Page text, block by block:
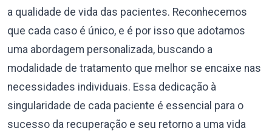
a qualidade de vida das pacientes. Reconhecemos
que cada caso é único, e é por isso que adotamos
uma abordagem personalizada, buscando a
modalidade de tratamento que melhor se encaixe nas
necessidades individuais. Essa dedicação à
singularidade de cada paciente é essencial para o
sucesso da recuperação e seu retorno a uma vida